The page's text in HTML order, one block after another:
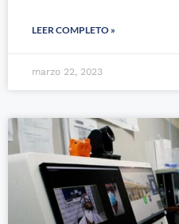
LEER COMPLETO »
marzo 22, 2023